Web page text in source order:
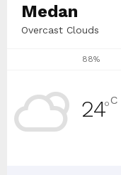
Medan
Overcast Clouds
88%
24°C